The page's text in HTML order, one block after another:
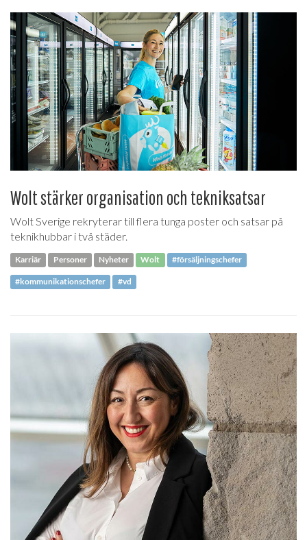
Wolt stärker organisation och tekniksatsar
Wolt Sverige rekryterar till flera tunga poster och satsar på
teknikhubbar i två städer.
Karriär Personer Nyheter Wolt #försäljningschefer
#kommunikationschefer #vd